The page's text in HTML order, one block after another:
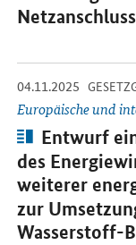
04.11.2025 -
Europäische und
Artikel:
Entwurf
des
weiterer
zur
Wasserstoff-
Öffnet Einzelsicht